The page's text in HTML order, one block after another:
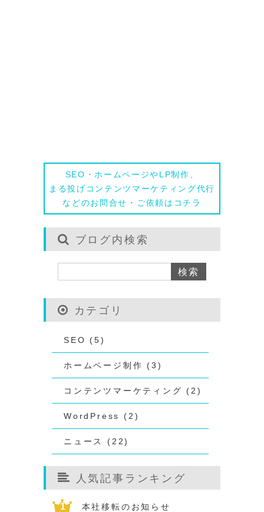
SEO・ホームページやLP制作、
まる投げコンテンツマーケティング代行
などのお問合せ・ご依頼はコチラ
ブログ内検索
カテゴリ
SEO (5)
ホームページ制作 (3)
コンテンツマーケティング (2)
WordPress (2)
ニュース (22)
人気記事ランキング
本社移転のお知らせ